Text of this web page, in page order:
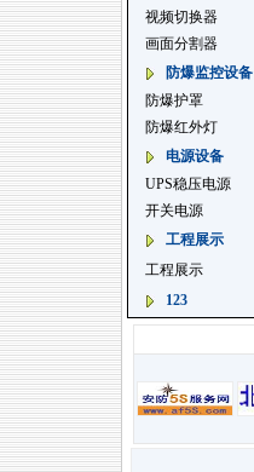
视频切换器
画面分割器
防爆监控设备
防爆护罩
防爆红外灯
电源设备
UPS稳压电源
开关电源
工程展示
工程展示
123